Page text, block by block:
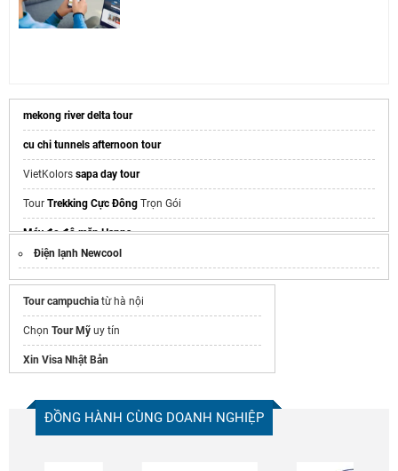
mekong river delta tour
cu chi tunnels afternoon tour
VietKolors sapa day tour
Tour Trekking Cực Đông Trọn Gói
Máy đo độ mặn Hanna
Du lịch Nha Trang
Website du lịchghiendanang
Website cắm trạinghiencamtrai
Du thuyền vịnh Hạ Long
Điện lạnh Newcool
Tour campuchia từ hà nội
Chọn Tour Mỹ uy tín
Xin Visa Nhật Bản
Book yourVietnam tourtoday
ĐỒNG HÀNH CÙNG DOANH NGHIỆP